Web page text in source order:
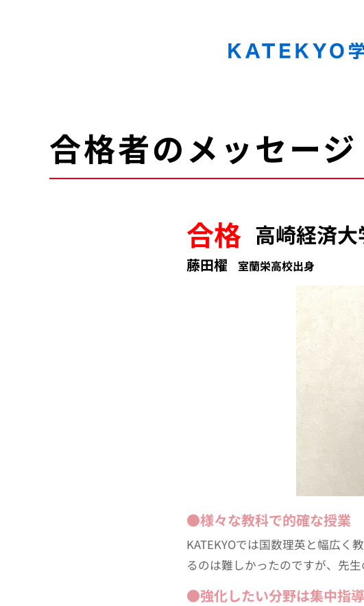
合格者のメッセージ
合格 高崎経済
藤田櫂 室蘭栄高校出身
●様々な教科で的確な授業
KATEKYOでは国数理英と幅広く
るのは難しかったのですが、先
●強化したい分野は集中指